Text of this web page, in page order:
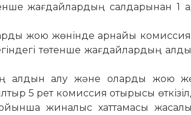
жағдайлардың салдарынан 1
жою жөнінде арнайы
төтенше жағдайлардың
алдын алу және оларды жою
5 рет комиссия отырысы
жиналыс хаттамасы